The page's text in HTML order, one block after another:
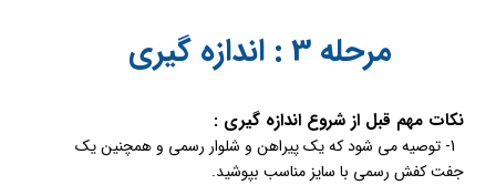
نکات مهم قبل از شروع اندازه گیری :
1- توصیه می شود که یک پیراهن و شلوار رسمی و همچنین یک
جفت کفش رسمی با سایز مناسب بپوشید.
مرحله 3 : اندازه گیری